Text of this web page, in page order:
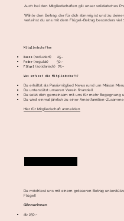
Auch bei den Mitgliedschaften gilt unser solidarisches
Wähle den Beitrag, der für dich stimmig ist und zu
verleihst du uns mit dem Flügel-Beitrag besonders viel
Mitgliedschaften
Daune (reduziert) 25.–
Feder (regulär) 50.–
Flügel (solidarisch) 75.–
Was umfasst die Mitgliedschaft?
Du erhältst als Passivmitglied News rund um Maison
Du unterstützt unseren Verein finanziell
Du setzt dich gemeinsam mit uns für mehr Begegnung
Du wirst einmal jährlich zu einer Amselfamilien-
Hier für Mitgliedschaft anmelden
Du möchtest uns mit einem grösseren Betrag
Flügel!
Gönner:innen
ab 250.–